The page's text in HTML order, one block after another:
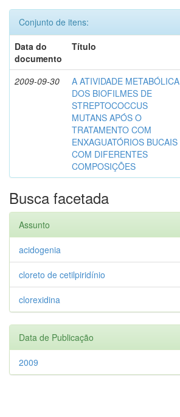
Conjunto de itens:
Data do
documento
Título
2009-09-30
A ATIVIDADE METABÓLICA
DOS BIOFILMES DE
STREPTOCOCCUS
MUTANS APÓS O
TRATAMENTO COM
ENXAGUATÓRIOS BUCAIS
COM DIFERENTES
COMPOSIÇÕES
Busca facetada
Assunto
acidogenia
cloreto de cetilpiridínio
clorexidina
Data de Publicação
2009